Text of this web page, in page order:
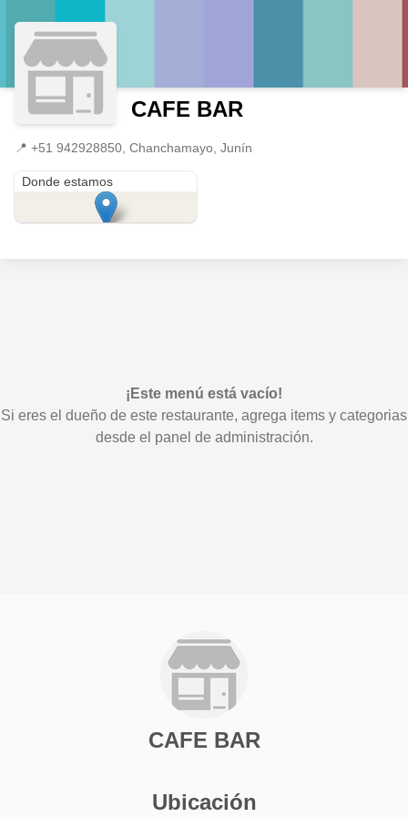
CAFE BAR
📍 +51 942928850, Chanchamayo, Junín
Donde estamos
¡Este menú está vacío!
Si eres el dueño de este restaurante, agrega items y categorias
desde el panel de administración.
CAFE BAR
Ubicación